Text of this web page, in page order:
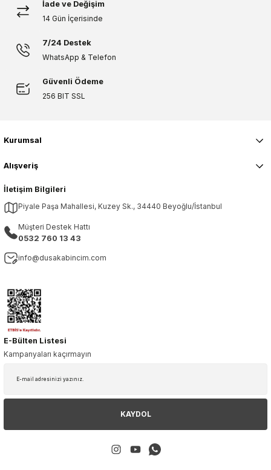
İade ve Değişim
14 Gün İçerisinde
7/24 Destek
WhatsApp & Telefon
Güvenli Ödeme
256 BIT SSL
İletişim Bilgileri
Piyale Paşa Mahallesi, Kuzey Sk., 34440 Beyoğlu/İstanbul
Müşteri Destek Hattı
0532 760 13 43
info@dusakabincim.com
Kurumsal
Alışveriş
E-Bülten Listesi
Kampanyaları kaçırmayın
KAYDOL